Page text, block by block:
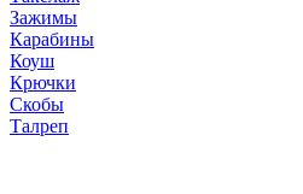
Зажимы
Карабины
Коуш
Крючки
Скобы
Талреп